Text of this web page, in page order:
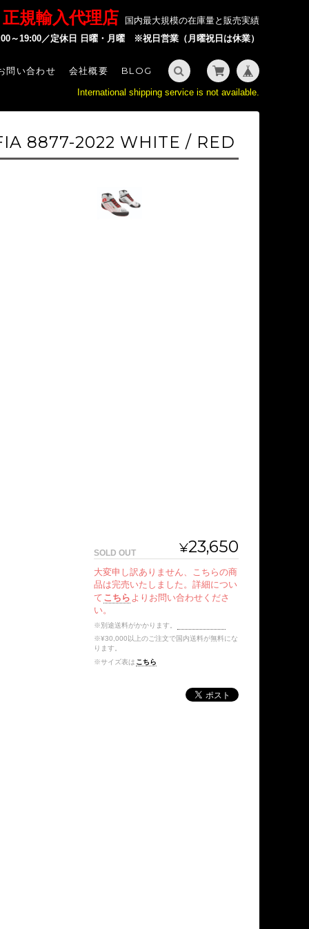
規輸入代理店
国内最大規模の在庫量と販売実績
～19:00／定休日 日曜・月曜 ※祝日営業（月曜祝日は休業）
問い合わせ 会社概要 BLOG
International shipping service is not available.
8877-2022 WHITE / RED
¥23,650
SOLD OUT
大変申し訳ありません、こちらの商
品は完売いたしました。詳細につい
て こちら よりお問い合わせくださ
い。
※別途送料がかかります。
※¥30,000以上のご注文で国内送料が無料にな
ります。
※サイズ表は こちら